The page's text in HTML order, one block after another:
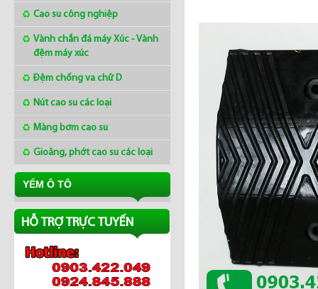
Cao su công nghiệp
Vành chắn đá máy Xúc - Vành
đệm máy xúc
Đệm chống va chữ D
Nút cao su các loại
Màng bơm cao su
Gioăng, phớt cao su các loại
YẾM Ô TÔ
HỖ TRỢ TRỰC TUYẾN
Mua tấm cao su 2mm ở
đâu
Thị trường cao su châu Á
Làng nghề Lụa Nha Xá
Hà Nam - Khaisilk